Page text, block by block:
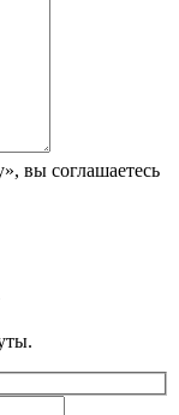
вы соглашаетесь